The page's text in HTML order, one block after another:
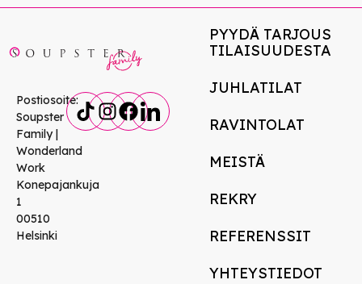
Postiosoite:
Soupster
Family |
Wonderland
Work
Konepajankuja
1
00510
Helsinki
PYYDÄ TARJOUS
TILAISUUDESTA
JUHLATILAT
RAVINTOLAT
MEISTÄ
REKRY
REFERENSSIT
YHTEYSTIEDOT